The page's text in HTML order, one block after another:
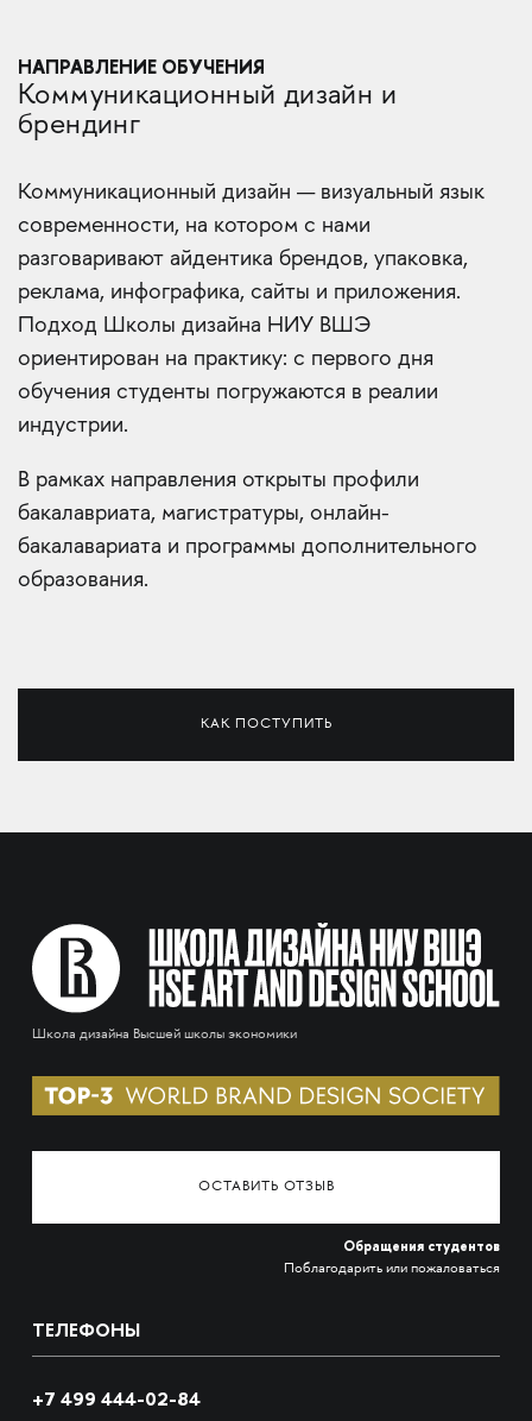
НАПРАВЛЕНИЕ ОБУЧЕНИЯ
Коммуникационный дизайн и
брендинг
Коммуникационный дизайн — визуальный язык
современности, на котором с нами
разговаривают айдентика брендов, упаковка,
реклама, инфографика, сайты и приложения.
Подход Школы дизайна НИУ ВШЭ
ориентирован на практику: с первого дня
обучения студенты погружаются в реалии
индустрии.
В рамках направления открыты профили
бакалавриата, магистратуры, онлайн-
бакалавариата и программы дополнительного
образования.
КАК ПОСТУПИТЬ
Школа дизайна Высшей школы экономики
ОСТАВИТЬ ОТЗЫВ
Обращения студентов
Поблагодарить или пожаловаться
ТЕЛЕФОНЫ
+7 499 444-02-84